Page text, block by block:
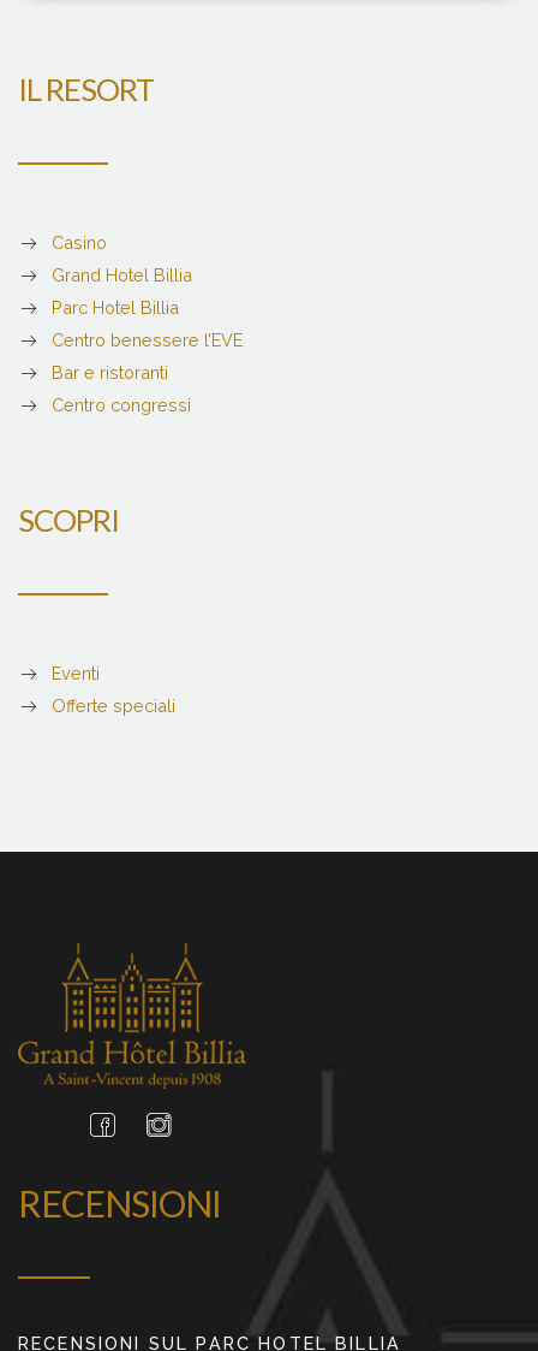
IL RESORT
Casino
Grand Hotel Billia
Parc Hotel Billia
Centro benessere l’EVE
Bar e ristoranti
Centro congressi
SCOPRI
Eventi
Offerte speciali
RECENSIONI
RECENSIONI SUL PARC HOTEL BILLIA